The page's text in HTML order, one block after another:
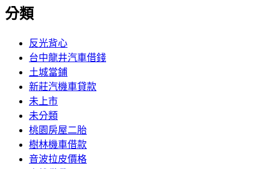
分類
反光背心
台中龍井汽車借錢
土城當鋪
新莊汽機車貸款
未上市
未分類
桃園房屋二胎
樹林機車借款
音波拉皮價格